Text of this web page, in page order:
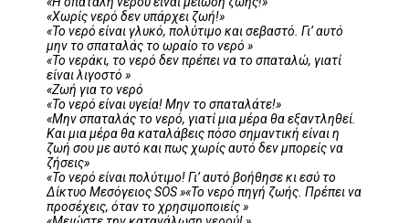
«Χωρίς νερό δεν υπάρχει ζωή!»
«Το νερό είναι γλυκό, πολύτιμο και σεβαστό. Γι’ αυτό
μην το σπαταλάς το ωραίο το νερό »
«Το νεράκι, το νερό δεν πρέπει να το σπαταλώ, γιατί
είναι λιγοστό »
«Ζωή για το νερό
«Το νερό είναι υγεία! Μην το σπαταλάτε!»
«Μην σπαταλάς το νερό, γιατί μια μέρα θα εξαντληθεί.
Και μια μέρα θα καταλάβεις πόσο σημαντική είναι η
ζωή σου με αυτό και πως χωρίς αυτό δεν μπορείς να
ζήσεις»
«Το νερό είναι πολύτιμο! Γι’ αυτό βοήθησε κι εσύ το
Δίκτυο Μεσόγειος SOS »«Το νερό πηγή ζωής. Πρέπει να
προσέχεις, όταν το χρησιμοποιείς »